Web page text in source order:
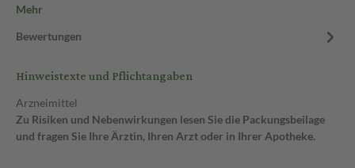
Mehr
Bewertungen
Hinweistexte und Pflichtangaben
Arzneimittel
Zu Risiken und Nebenwirkungen lesen Sie die Packungsbeilage
und fragen Sie Ihre Ärztin, Ihren Arzt oder in Ihrer Apotheke.